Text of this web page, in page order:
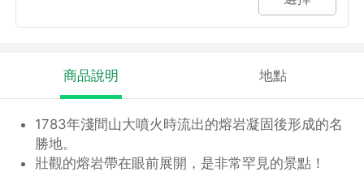
商品說明 地點
1783年淺間山大噴火時流出的熔岩凝固後形成的名
勝地。
壯觀的熔岩帶在眼前展開，是非常罕見的景點！